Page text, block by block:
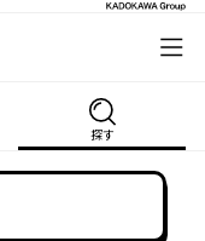
探す